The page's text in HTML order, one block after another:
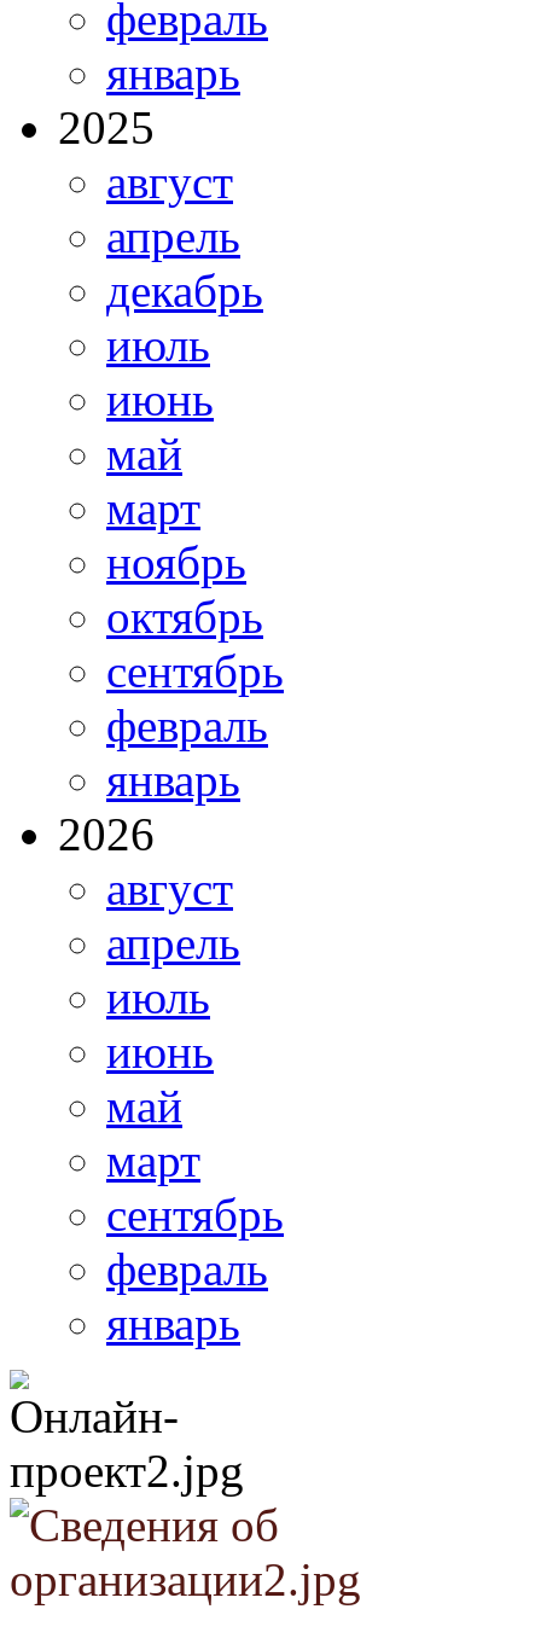
февраль
январь
2025
август
апрель
декабрь
июль
июнь
май
март
ноябрь
октябрь
сентябрь
февраль
январь
2026
август
апрель
июль
июнь
май
март
сентябрь
февраль
январь